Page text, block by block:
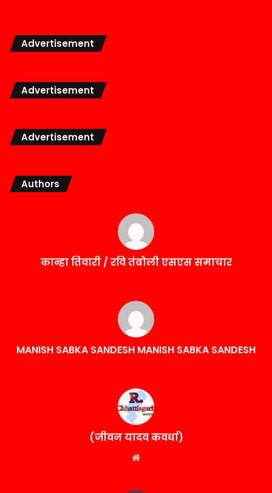
Advertisement
Advertisement
Advertisement
Authors
कान्हा तिवारी / रवि तंबोली एसएस समाचार
MANISH SABKA SANDESH MANISH SABKA SANDESH
(जीवन यादव कवर्धा)